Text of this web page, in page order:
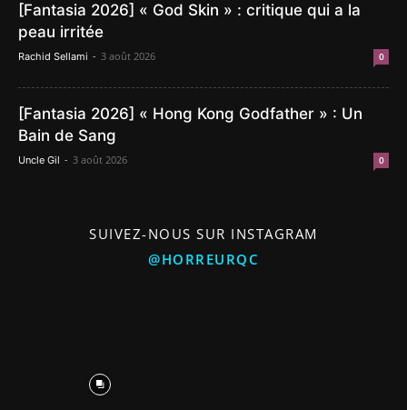
[Fantasia 2026] « God Skin » : critique qui a la
peau irritée
Rachid Sellami - 3 août 2026 0
[Fantasia 2026] « Hong Kong Godfather » : Un
Bain de Sang
Uncle Gil - 3 août 2026 0
SUIVEZ-NOUS SUR INSTAGRAM
@HORREURQC